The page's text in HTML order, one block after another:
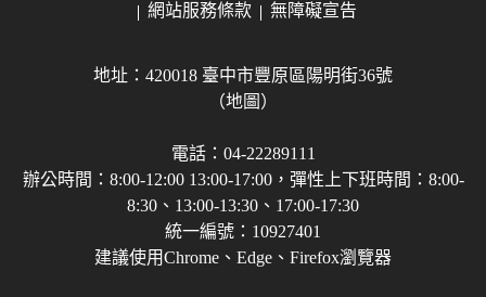
網站服務條款
無障礙宣告
地址：420018 臺中市豐原區陽明街36號
（地圖）
電話：04-22289111
辦公時間：8:00-12:00 13:00-17:00，彈性上下班時間：8:00-
8:30、13:00-13:30、17:00-17:30
統一編號：10927401
建議使用Chrome、Edge、Firefox瀏覽器